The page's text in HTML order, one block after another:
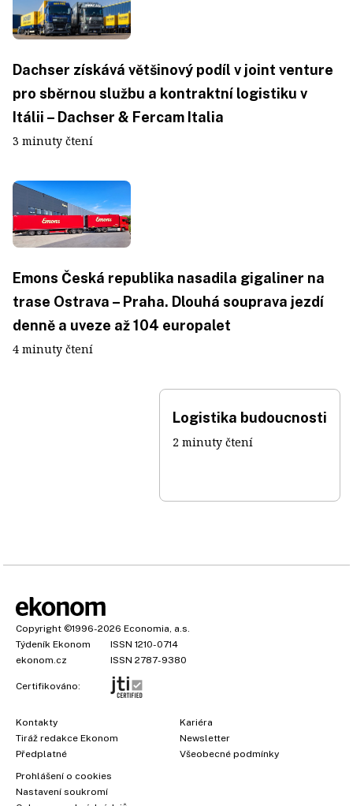
Dachser získává většinový podíl v joint venture
pro sběrnou službu a kontraktní logistiku v
Itálii – Dachser & Fercam Italia
3 minuty čtení
Emons Česká republika nasadila gigaliner na
trase Ostrava – Praha. Dlouhá souprava jezdí
denně a uveze až 104 europalet
4 minuty čtení
Logistika budoucnosti
2 minuty čtení
Copyright ©1996-2026 Economia, a.s.
Týdeník Ekonom
ISSN 1210-0714
ekonom.cz
ISSN 2787-9380
Certifikováno:
Kontakty
Tiráž redakce Ekonom
Předplatné
Kariéra
Newsletter
Všeobecné podmínky
Prohlášení o cookies
Nastavení soukromí